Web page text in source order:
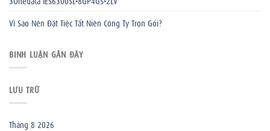
Vì Sao Nên Đặt Tiệc Tất Niên Công Ty Trọn Gói?
BÌNH LUẬN GẦN ĐÂY
LƯU TRỮ
Tháng 8 2026